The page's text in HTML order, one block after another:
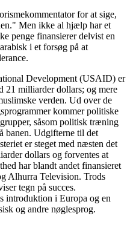
for at sige,
Men ikke al hjælp har et
penge finansierer delvist en
i et forsøg på at
Development (USAID) er
21 milliarder dollars; og mere
verden. Ud over de
kommer politiske
såsom politisk træning
banen. Udgifterne til det
er steget med næsten det
dollars og forventes at
har blandt andet finansieret
Alhurra Television. Trods
tegn på succes.
introduktion i Europa og en
og andre nøglesprog.